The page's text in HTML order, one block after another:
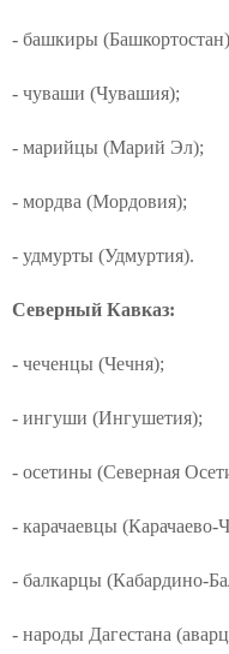
- башкиры
- чуваши (Чувашия);
- марийцы (Марий Эл);
- мордва (Мордовия);
- удмурты (Удмуртия).
Северный Кавказ:
- чеченцы (Чечня);
- ингуши (Ингушетия);
- осетины (Северная
- карачаевцы
- балкарцы
- народы Дагестана